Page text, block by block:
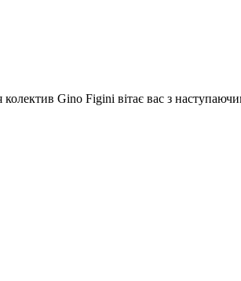
Gino Figini вітає вас з